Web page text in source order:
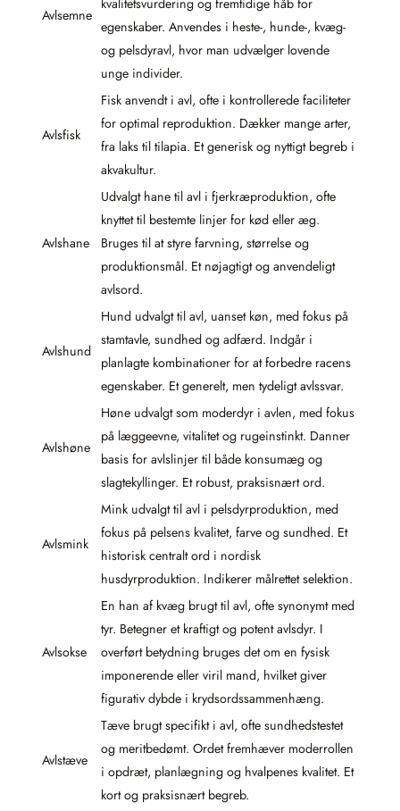
Avlsemne
egenskaber. Anvendes i heste-, hunde-, kvæg-
og pelsdyravl, hvor man udvælger lovende
unge individer.
Avlsfisk
Fisk anvendt i avl, ofte i kontrollerede faciliteter
for optimal reproduktion. Dækker mange arter,
fra laks til tilapia. Et generisk og nyttigt begreb i
akvakultur.
Avlshane
Udvalgt hane til avl i fjerkræproduktion, ofte
knyttet til bestemte linjer for kød eller æg.
Bruges til at styre farvning, størrelse og
produktionsmål. Et nøjagtigt og anvendeligt
avlsord.
Avlshund
Hund udvalgt til avl, uanset køn, med fokus på
stamtavle, sundhed og adfærd. Indgår i
planlagte kombinationer for at forbedre racens
egenskaber. Et generelt, men tydeligt avlssvar.
Avlshøne
Høne udvalgt som moderdyr i avlen, med fokus
på læggeevne, vitalitet og rugeinstinkt. Danner
basis for avlslinjer til både konsumæg og
slagtekyllinger. Et robust, praksisnært ord.
Avlsmink
Mink udvalgt til avl i pelsdyrproduktion, med
fokus på pelsens kvalitet, farve og sundhed. Et
historisk centralt ord i nordisk
husdyrproduktion. Indikerer målrettet selektion.
Avlsokse
En han af kvæg brugt til avl, ofte synonymt med
tyr. Betegner et kraftigt og potent avlsdyr. I
overført betydning bruges det om en fysisk
imponerende eller viril mand, hvilket giver
figurativ dybde i krydsordssammenhæng.
Avlstæve
Tæve brugt specifikt i avl, ofte sundhedstestet
og meritbedømt. Ordet fremhæver moderrollen
i opdræt, planlægning og hvalpenes kvalitet. Et
kort og praksisnært begreb.